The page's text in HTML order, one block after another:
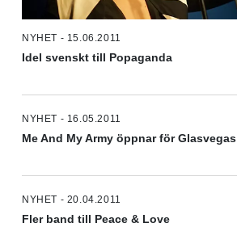
NYHET - 15.06.2011
Idel svenskt till Popaganda
NYHET - 16.05.2011
Me And My Army öppnar för Glasvegas
NYHET - 20.04.2011
Fler band till Peace & Love